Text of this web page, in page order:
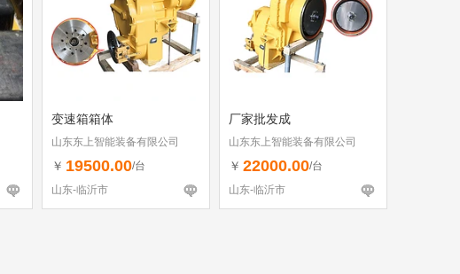
变速箱箱体
山东东上智能装备有限公司
￥ 19500.00/台
山东-临沂市
厂家批发成
山东东上智能装备有限公司
￥ 22000.00/台
山东-临沂市